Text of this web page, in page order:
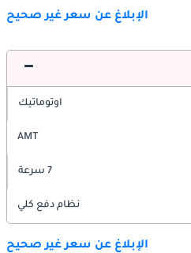
الإبلاغ عن سعر غير صحيح
اوتوماتيك
AMT
7 سرعة
نظام دفع كلي
الإبلاغ عن سعر غير صحيح